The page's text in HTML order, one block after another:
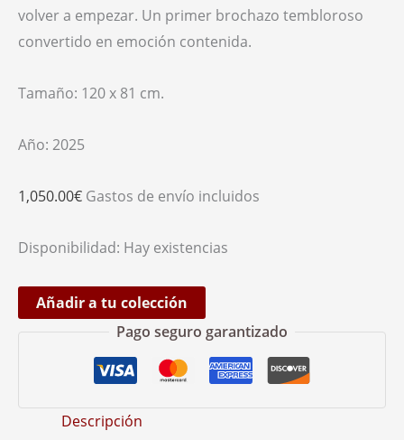
volver a empezar. Un primer brochazo tembloroso
convertido en emoción contenida.
Tamaño: 120 x 81 cm.
Año: 2025
1,050.00€ Gastos de envío incluidos
Disponibilidad: Hay existencias
Añadir a tu colección
Pago seguro garantizado
Descripción